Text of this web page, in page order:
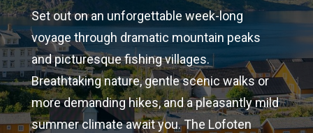
Set out on an unforgettable week-long
voyage through dramatic mountain peaks
and picturesque fishing villages.
Breathtaking nature, gentle scenic walks or
more demanding hikes, and a pleasantly mild
summer climate await you. The Lofoten